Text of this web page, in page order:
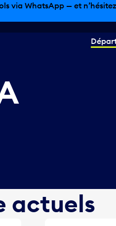
Magasinage hors
actuels